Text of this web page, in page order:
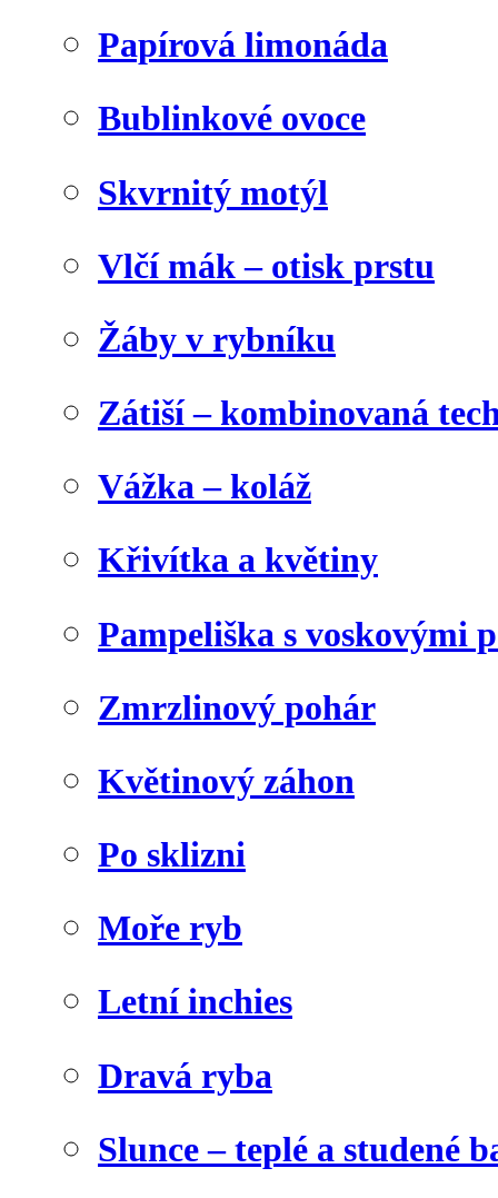
Papírová limonáda
Bublinkové ovoce
Skvrnitý motýl
Vlčí mák – otisk prstu
Žáby v rybníku
Zátiší – kombinovaná
Vážka – koláž
Křivítka a květiny
Pampeliška s voskovými
Zmrzlinový pohár
Květinový záhon
Po sklizni
Moře ryb
Letní inchies
Dravá ryba
Slunce – teplé a studené